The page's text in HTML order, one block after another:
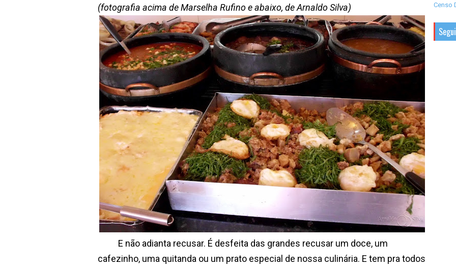
(fotografia acima de Marselha Rufino e abaixo, de Arnaldo Silva)
E não adianta recusar. É desfeita das grandes recusar um doce, um
cafezinho, uma quitanda ou um prato especial de nossa culinária. E tem pra todos
Censo